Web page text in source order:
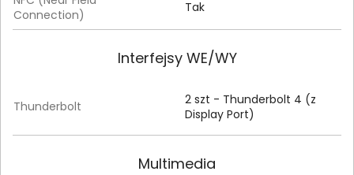
Connection)
Tak
Interfejsy WE/WY
Thunderbolt
2 szt - Thunderbolt 4 (z
Display Port)
Multimedia